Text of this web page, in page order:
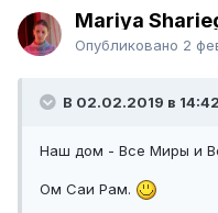
Mariya
Опубликовано 2
В 02.02.2019 в
Наш дом - Все Миры и
Ом Саи Рам.